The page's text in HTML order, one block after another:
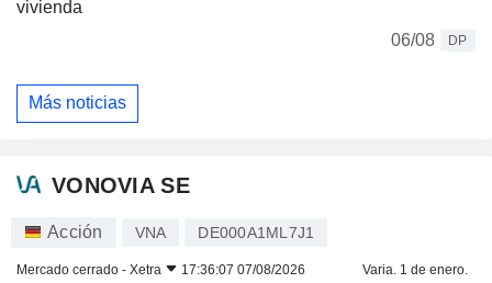
vivienda
06/08
DP
Más noticias
VONOVIA SE
Acción VNA DE000A1ML7J1
Mercado cerrado - Xetra 17:36:07 07/08/2026 Varia. 1 de enero.